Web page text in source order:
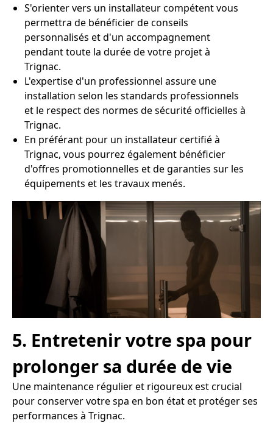
S'orienter vers un installateur compétent vous
permettra de bénéficier de conseils
personnalisés et d'un accompagnement
pendant toute la durée de votre projet à
Trignac.
L'expertise d'un professionnel assure une
installation selon les standards professionnels
et le respect des normes de sécurité officielles à
Trignac.
En préférant pour un installateur certifié à
Trignac, vous pourrez également bénéficier
d'offres promotionnelles et de garanties sur les
équipements et les travaux menés.
5. Entretenir votre spa pour
prolonger sa durée de vie
Une maintenance régulier et rigoureux est crucial
pour conserver votre spa en bon état et protéger ses
performances à Trignac.